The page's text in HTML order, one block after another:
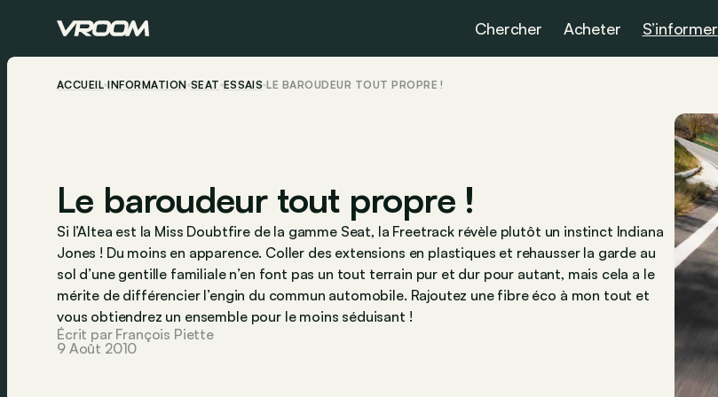
Chercher Acheter S’informer
ACCUEIL INFORMATION SEAT ESSAIS LE BAROUDEUR TOUT PROPRE !
Le baroudeur tout propre !
Si l’Altea est la Miss Doubtfire de la gamme Seat, la Freetrack révèle plutôt un instinct Indiana
Jones ! Du moins en apparence. Coller des extensions en plastiques et rehausser la garde au
sol d’une gentille familiale n’en font pas un tout terrain pur et dur pour autant, mais cela a le
mérite de différencier l’engin du commun automobile. Rajoutez une fibre éco à mon tout et
vous obtiendrez un ensemble pour le moins séduisant !
Écrit par François Piette
9 Août 2010